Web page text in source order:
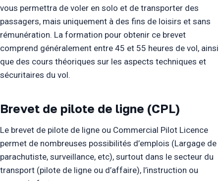
vous permettra de voler en solo et de transporter des
passagers, mais uniquement à des fins de loisirs et sans
rémunération. La formation pour obtenir ce brevet
comprend généralement entre 45 et 55 heures de vol, ainsi
que des cours théoriques sur les aspects techniques et
sécuritaires du vol.
Brevet de pilote de ligne (CPL)
Le brevet de pilote de ligne ou Commercial Pilot Licence
permet de nombreuses possibilités d’emplois (Largage de
parachutiste, surveillance, etc), surtout dans le secteur du
transport (pilote de ligne ou d’affaire), l’instruction ou